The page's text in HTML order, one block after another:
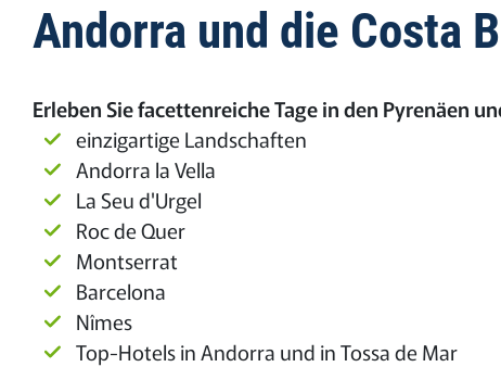
Andorra und die Costa
Erleben Sie facettenreiche Tage in den Pyrenäen
einzigartige Landschaften
Andorra la Vella
La Seu d'Urgel
Roc de Quer
Montserrat
Barcelona
Nîmes
Top-Hotels in Andorra und in Tossa de Mar